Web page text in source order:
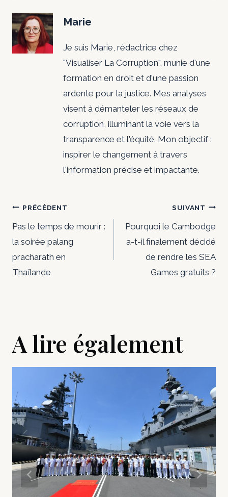
Marie
Je suis Marie, rédactrice chez
"Visualiser La Corruption", munie d'une
formation en droit et d'une passion
ardente pour la justice. Mes analyses
visent à démanteler les réseaux de
corruption, illuminant la voie vers la
transparence et l'équité. Mon objectif :
inspirer le changement à travers
l'information précise et impactante.
Navigation
de
l’article
PRÉCÉDENT
Pas le temps de mourir :
la soirée palang
pracharath en
Thaïlande
SUIVANT
Pourquoi le Cambodge
a-t-il finalement décidé
de rendre les SEA
Games gratuits ?
A lire également